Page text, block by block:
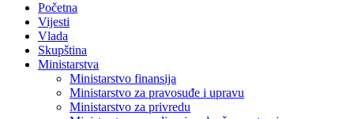
Početna
Vijesti
Vlada
Skupština
Ministarstva
Ministarstvo finansija
Ministarstvo za pravosuđe i upravu
Ministarstvo za privredu